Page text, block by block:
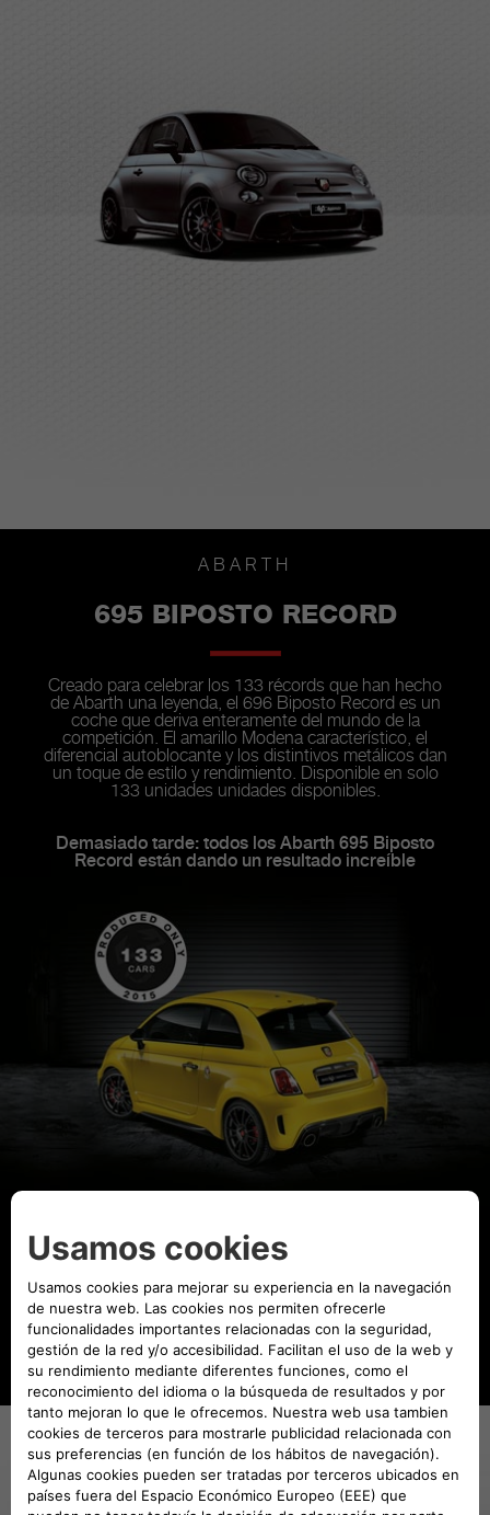
ABARTH
695 BIPOSTO RECORD
Creado para celebrar los 133 récords que han hecho
de Abarth una leyenda, el 696 Biposto Record es un
coche que deriva enteramente del mundo de la
competición. El amarillo Modena característico, el
diferencial autoblocante y los distintivos metálicos dan
un toque de estilo y rendimiento. Disponible en solo
133 unidades unidades disponibles.
Demasiado tarde: todos los Abarth 695 Biposto
Record están dando un resultado increíble
ABARTH
695 MASERATI EDITION